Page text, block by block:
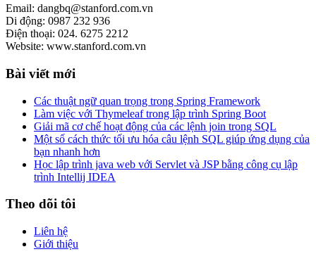
Email: dangbq@stanford.com.vn
Di động: 0987 232 936
Điện thoại: 024. 6275 2212
Website: www.stanford.com.vn
Bài viết mới
Các thuật ngữ quan trọng trong Spring Framework
Làm việc với Thymeleaf trong lập trình Spring Boot
Giải mã cơ chế hoạt động của các lệnh join trong SQL
Một số cách thức tối ưu hóa câu lệnh SQL giúp ứng dụng của
bạn nhanh hơn
Học lập trình java web với Servlet và JSP bằng công cụ lập
trình Intellij IDEA
Theo dõi tôi
Liên hệ
Giới thiệu